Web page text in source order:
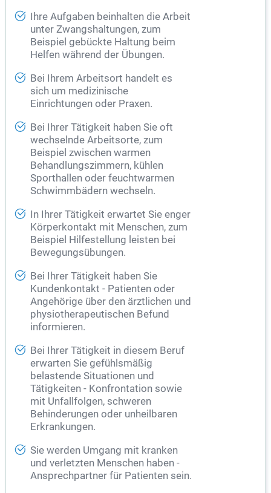
Ihre Aufgaben beinhalten die Arbeit
unter Zwangshaltungen, zum
Beispiel gebückte Haltung beim
Helfen während der Übungen.
Bei Ihrem Arbeitsort handelt es
sich um medizinische
Einrichtungen oder Praxen.
Bei Ihrer Tätigkeit haben Sie oft
wechselnde Arbeitsorte, zum
Beispiel zwischen warmen
Behandlungszimmern, kühlen
Sporthallen oder feuchtwarmen
Schwimmbädern wechseln.
In Ihrer Tätigkeit erwartet Sie enger
Körperkontakt mit Menschen, zum
Beispiel Hilfestellung leisten bei
Bewegungsübungen.
Bei Ihrer Tätigkeit haben Sie
Kundenkontakt - Patienten oder
Angehörige über den ärztlichen und
physiotherapeutischen Befund
informieren.
Bei Ihrer Tätigkeit in diesem Beruf
erwarten Sie gefühlsmäßig
belastende Situationen und
Tätigkeiten - Konfrontation sowie
mit Unfallfolgen, schweren
Behinderungen oder unheilbaren
Erkrankungen.
Sie werden Umgang mit kranken
und verletzten Menschen haben -
Ansprechpartner für Patienten sein.